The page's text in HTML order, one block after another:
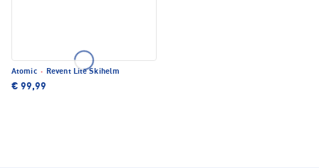
Atomic · Revent Lite Skihelm
€ 99,99